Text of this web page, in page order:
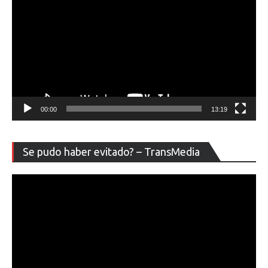
00:00 13:19
Se pudo haber evitado? – TransMedia
de